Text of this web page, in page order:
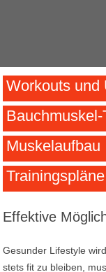
Workouts und
Bauchmuskel-
Muskelaufbau
Trainingspläne
Effektive
Gesunder Lifestyle
stets fit zu bleiben,